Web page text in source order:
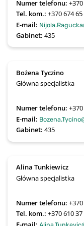
Numer telefonu:
Tel. kom.:+370 674
E-mail:
Gabinet:435
Bożena Tyczino
Główna specjalistka
Numer telefonu:
E-mail:
Gabinet:435
Alina Tunkiewicz
Główna specjalistka
Numer telefonu:
Tel. kom.:+370 610